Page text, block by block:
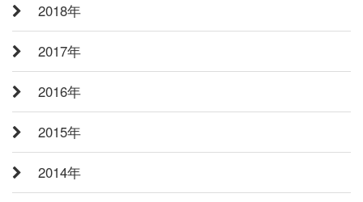
2018年
2017年
2016年
2015年
2014年